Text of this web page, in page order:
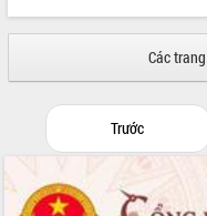
Đắk Lắk đẩy mạnh nuôi biển công
nghệ, hướng tới phát triển thủy
Tập huấn nâng cao năng lực triển
chuyển đổi số cho cán bộ, công
Đắk Lắk phát động hưởng ứng
Quyền của người tiêu dùng Việt
2026
Các
Trước